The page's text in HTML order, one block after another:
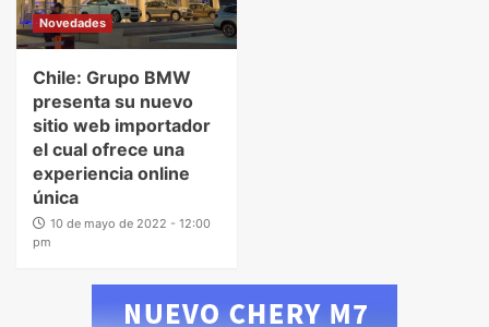
Novedades
Chile: Grupo BMW
presenta su nuevo
sitio web importador
el cual ofrece una
experiencia online
única
10 de mayo de 2022 - 12:00
pm